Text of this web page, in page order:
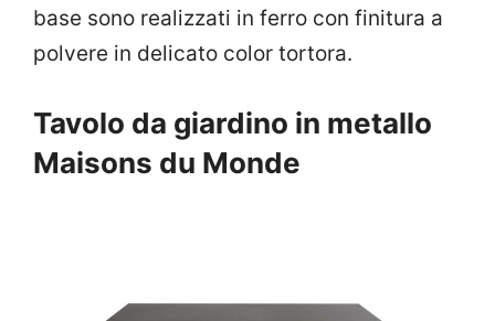
base sono realizzati in ferro con finitura a
polvere in delicato color tortora.
Tavolo da giardino in metallo
Maisons du Monde